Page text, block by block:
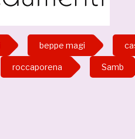
beppe magi
roccaporena Samb